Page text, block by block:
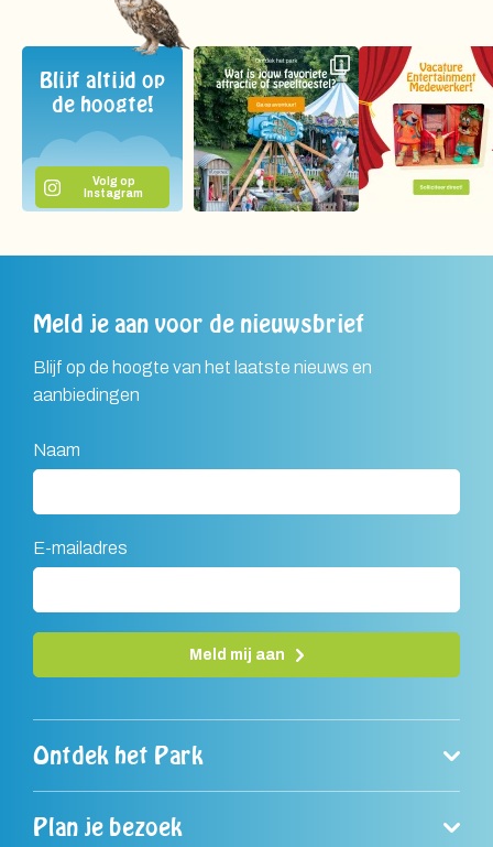
Blijf altijd op
de hoogte!
Volg op
Instagram
Meld je aan voor de nieuwsbrief
Blijf op de hoogte van het laatste nieuws en
aanbiedingen
Naam
E-mailadres
Meld mij aan
t
e
r
Ontdek het Park
Plan je bezoek